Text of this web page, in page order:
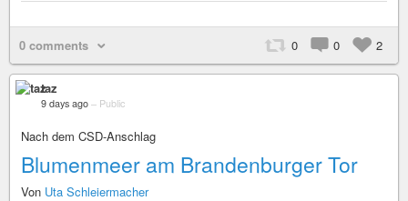
0 comments 0 0 2
taz
9 days ago – Public
Nach dem CSD-Anschlag
Blumenmeer am Brandenburger Tor
Von Uta Schleiermacher